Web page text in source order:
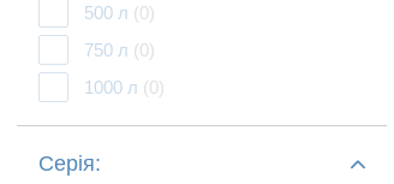
500 л (0)
750 л (0)
1000 л (0)
Серія: